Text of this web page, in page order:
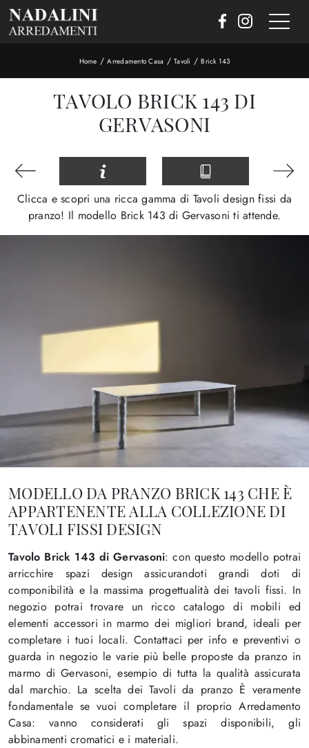
Home /Arredamento Casa / Tavoli /Brick 143
TAVOLO BRICK 143 DI
GERVASONI
Clicca e scopri una ricca gamma di Tavoli design fissi da
pranzo! Il modello Brick 143 di Gervasoni ti attende.
MODELLO DA PRANZO BRICK 143 CHE È
APPARTENENTE ALLA COLLEZIONE DI
TAVOLI FISSI DESIGN
Tavolo Brick 143 di Gervasoni: con questo modello potrai
arricchire spazi design assicurandoti grandi doti di
componibilità e la massima progettualità dei tavoli fissi. In
negozio potrai trovare un ricco catalogo di mobili ed
elementi accessori in marmo dei migliori brand, ideali per
completare i tuoi locali. Contattaci per info e preventivi o
guarda in negozio le varie più belle proposte da pranzo in
marmo di Gervasoni, esempio di tutta la qualità assicurata
dal marchio. La scelta dei Tavoli da pranzo È veramente
fondamentale se vuoi completare il proprio Arredamento
Casa: vanno considerati gli spazi disponibili, gli
abbinamenti cromatici e i materiali.